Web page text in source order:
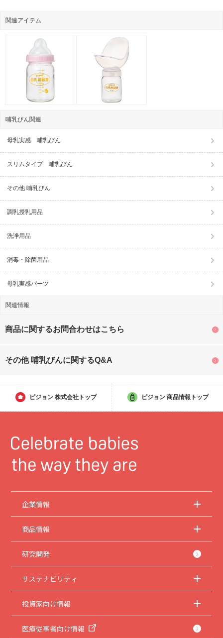
関連アイテム
哺乳びん関連
母乳実感 哺乳びん
スリムタイプ 哺乳びん
その他 哺乳びん
調乳授乳用品
洗浄用品
消毒・除菌用品
母乳実感パーツ
関連情報
商品に関するお問合わせはこちら
その他 哺乳びんに関するQ&A
ピジョン 株式会社トップ ピジョン 商品情報トップ
企業情報
商品情報
研究開発
サステナビリティ
投資家向け情報
医療従事者向け情報